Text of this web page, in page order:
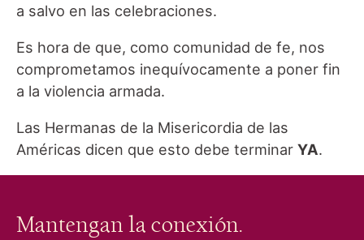
a salvo en las celebraciones.
Es hora de que, como comunidad de fe, nos
comprometamos inequívocamente a poner fin
a la violencia armada.
Las Hermanas de la Misericordia de las
Américas dicen que esto debe terminar YA.
Mantengan la conexión.